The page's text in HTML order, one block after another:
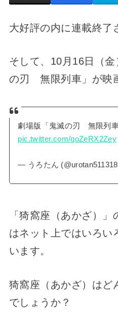
大好評の内に連載終了
そして、10月16日（
の刃 無限列車」が映
劇場版「鬼滅の刃 無限列車
pic.twitter.com/goZeRX2Zey
— うろたん
「猗窩座（あかざ）
はネット上ではいろい
います。
猗窩座（あかざ）はど
でしょうか？